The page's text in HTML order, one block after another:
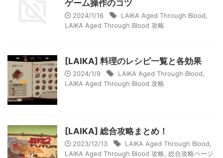
ゲーム操作のコツ
2024/1/16 LAIKA Aged Through Blood
LAIKA Aged Through Blood 攻略
[LAIKA] 料理のレシピ一覧と各効果
2024/1/9 LAIKA Aged Through Blood
LAIKA Aged Through Blood 攻略
[LAIKA] 総合攻略まとめ！
2023/12/13 LAIKA Aged Through Blood
LAIKA Aged Through Blood 攻略 総合攻略ページ